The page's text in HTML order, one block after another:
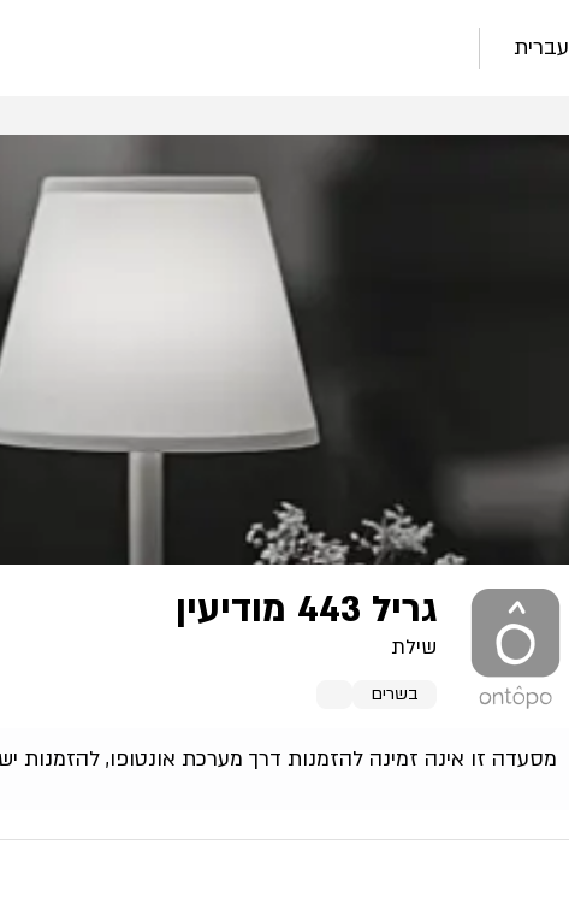
עברית
גריל 443 מודיעין
שילת
בשרים
מסעדה זו אינה זמינה להזמנות דרך מערכת אונטופו, להזמנות